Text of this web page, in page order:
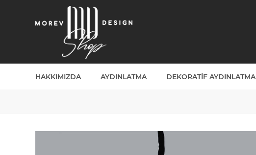
HAKKIMIZDA AYDINLATMA DEKORATIF AYDINLATMA